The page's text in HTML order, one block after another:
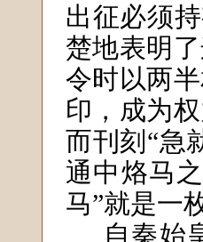
出征必须
楚地表明
令时以两
印，成为
而刊刻“急
通中烙马
马”就是一
自秦始